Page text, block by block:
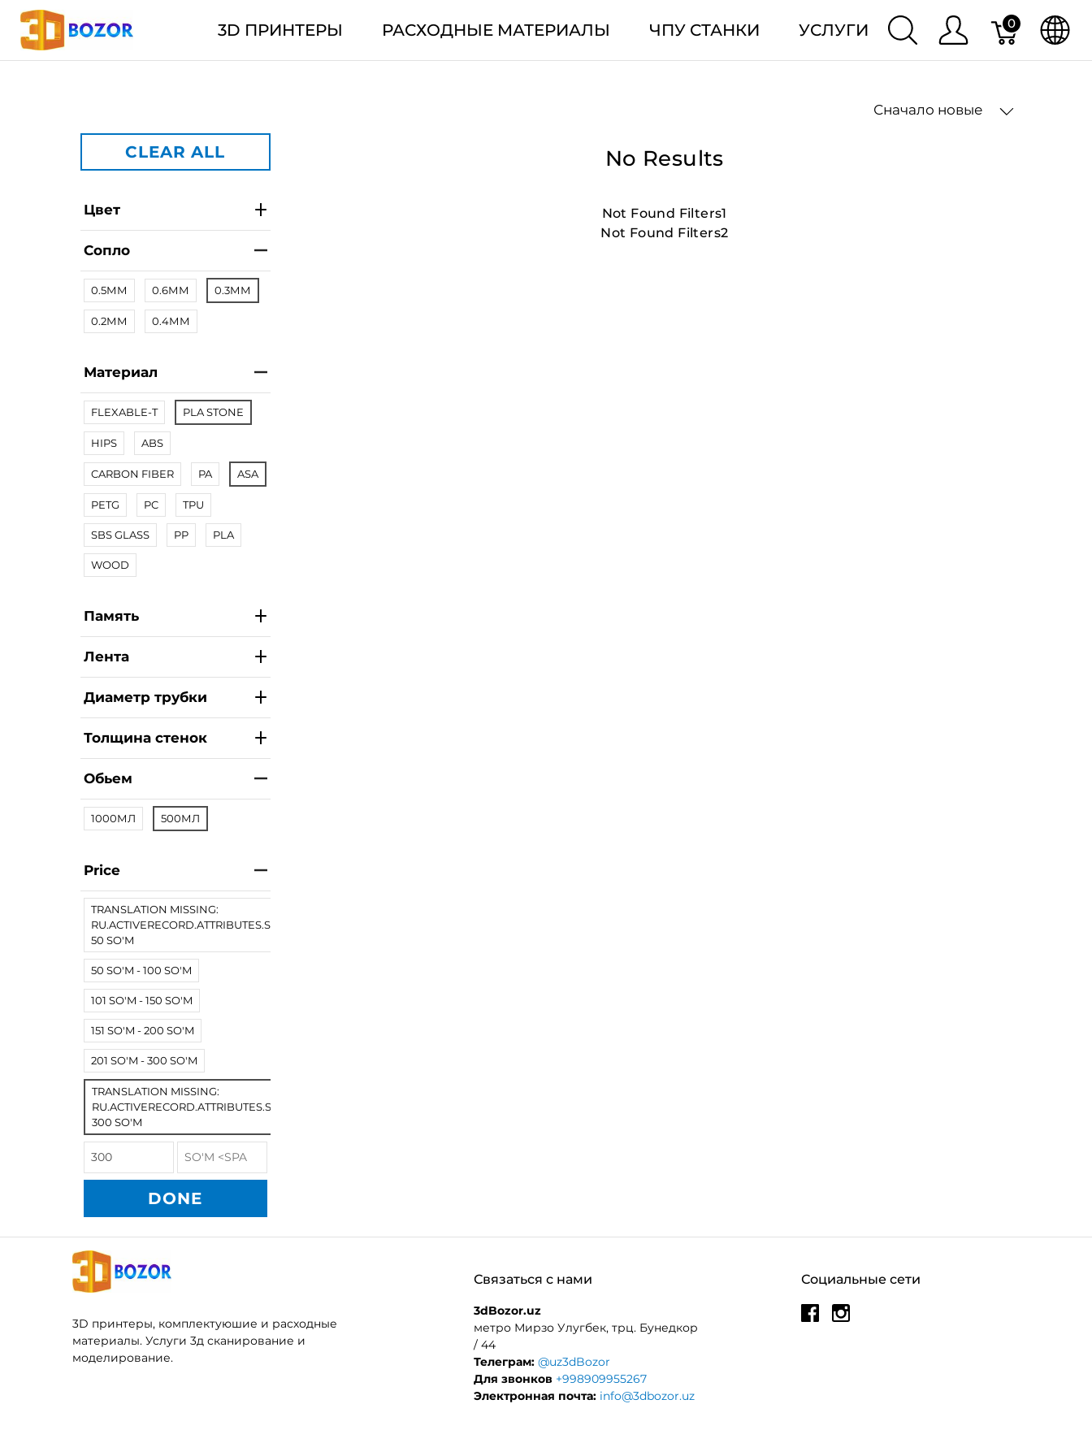
3D ПРИНТЕРЫ РАСХОДНЫЕ МАТЕРИАЛЫ ЧПУ СТАНКИ УСЛУГИ 0
Сначало новые
CLEAR ALL
Цвет
Сопло
0.5ММ 0.6ММ 0.3ММ
0.2ММ 0.4ММ
Материал
FLEXABLE-T PLA STONE
HIPS ABS
CARBON FIBER PA ASA
PETG PC TPU
SBS GLASS PP PLA
WOOD
Память
Лента
Диаметр трубки
Толщина стенок
Обьем
1000МЛ 500МЛ
Price
TRANSLATION MISSING:
RU.ACTIVERECORD.ATTRIBUTES.SPREE/PRODUCT.LESS_THAN
50 SO'M
50 SO'M - 100 SO'M
101 SO'M - 150 SO'M
151 SO'M - 200 SO'M
201 SO'M - 300 SO'M
TRANSLATION MISSING:
RU.ACTIVERECORD.ATTRIBUTES.SPREE/PRODUCT.MORE_THAN
300 SO'M
DONE
No Results
Not Found Filters1
Not Found Filters2
3D принтеры, комплектуюшие и расходные
материалы. Услуги 3д сканирование и
моделирование.
Социальные сети
Связаться с нами
3dBozor.uz
метро Мирзо Улугбек, трц. Бунедкор
/ 44
Телеграм: @uz3dBozor
Для звонков +998909955267
Электронная почта: info@3dbozor.uz